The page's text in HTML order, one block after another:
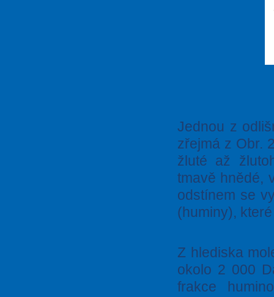
Jednou z
zřejmá z Obr.
žluté až
tmavě hnědé,
odstínem se
(huminy),
Z hlediska
okolo 2 000
frakce